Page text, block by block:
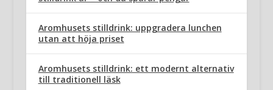
Aromhusets stilldrink: uppgradera lunchen
utan att höja priset
Aromhusets stilldrink: ett modernt alternativ
till traditionell läsk